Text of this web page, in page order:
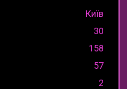
Київ
30
158
57
2